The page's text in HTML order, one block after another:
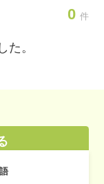
0 件
た。